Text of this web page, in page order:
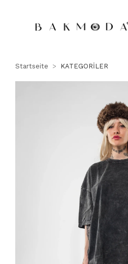
Startseite KATEGORİLER